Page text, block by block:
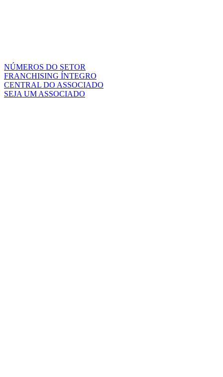
NÚMEROS DO SETOR
FRANCHISING ÍNTEGRO
CENTRAL DO ASSOCIADO
SEJA UM ASSOCIADO